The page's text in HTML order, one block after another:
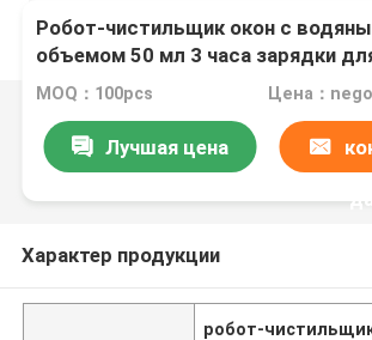
Робот-чистильщик окон с
объемом 50 мл 3 часа зарядки
эффективной очистки
MOQ：100pcs Цена：
Лучшая цена
Характер продукции
робот-